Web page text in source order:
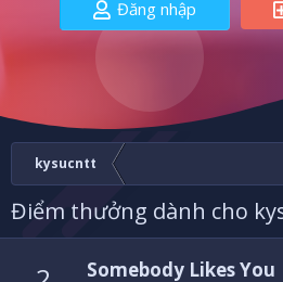
Đăng nhập
kysucntt
Điểm thưởng dành cho
Somebody Likes You